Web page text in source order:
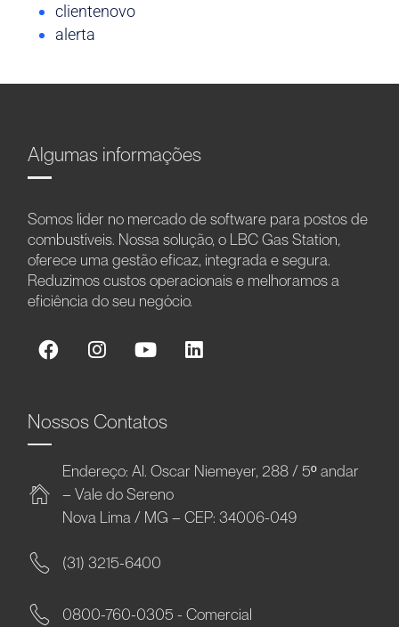
clientenovo
alerta
Algumas informações
Somos líder no mercado de software para postos de
combustíveis. Nossa solução, o LBC Gas Station,
oferece uma gestão eficaz, integrada e segura.
Reduzimos custos operacionais e melhoramos a
eficiência do seu negócio.
Nossos Contatos
Endereço: Al. Oscar Niemeyer, 288 / 5º andar
– Vale do Sereno
Nova Lima / MG – CEP: 34006-049
(31) 3215-6400
0800-760-0305 - Comercial